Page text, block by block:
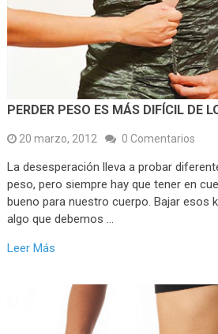
PERDER PESO ES MÁS DIFÍCIL DE
20 marzo, 2012 0 Comentarios
La desesperación lleva a probar
peso, pero siempre hay que tener en
bueno para nuestro cuerpo. Bajar esos
algo que debemos …
Leer Más